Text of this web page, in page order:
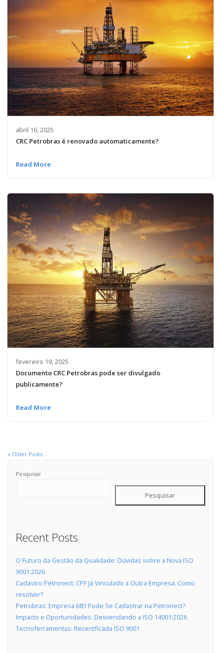
abril 16, 2025
CRC Petrobras é renovado automaticamente?
Read More
fevereiro 19, 2025
Documento CRC Petrobras pode ser divulgado
publicamente?
Read More
« Older Posts
Pesquisar
Pesquisar
Recent Posts
O Futuro da Gestão da Qualidade: Dúvidas sobre a Nova ISO
9001:2026
Cadastro Petronect: CPF Já Vinculado a Outra Empresa. Como
resolver?
Petrobras: Empresa MEI Pode Se Cadastrar na Petronect?
Impacto e Oportunidades: Desvendando a ISO 14001:2026
Tecnoferramentas: Recertificada ISO 9001